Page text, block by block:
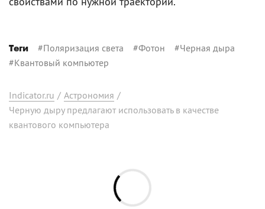
Теги #Поляризация света #Фотон #Черная дыра
#Квантовый компьютер
Indicator.ru / Астрономия /
Черную дыру предлагают использовать в качестве
квантового компьютера